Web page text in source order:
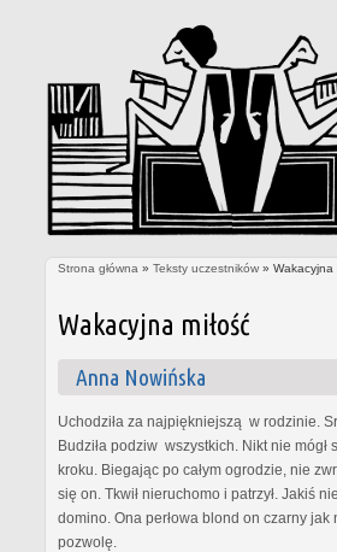
Strona główna » Teksty uczestników » Wakacyjna
Wakacyjna miłość
Anna Nowińska
Uchodziła za najpiękniejszą w rodzinie.
Budziła podziw wszystkich. Nikt nie
kroku. Biegając po całym ogrodzie, nie
się on. Tkwił nieruchomo i patrzył. Jakiś
domino. Ona perłowa blond on czarny
pozwolę.